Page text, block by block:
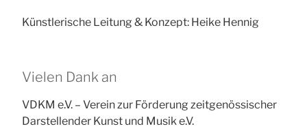
Künstlerische Leitung & Konzept: Heike Hennig
Vielen Dank an
VDKM e.V. – Verein zur Förderung zeitgenössischer
Darstellender Kunst und Musik e.V.